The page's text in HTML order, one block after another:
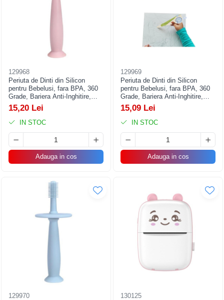
129968
Periuta de Dinti din Silicon
pentru Bebelusi, fara BPA, 360
Grade, Bariera Anti-Inghitire,
Maner Ergonomic, 12.5 x 15 cm,
Roz
15,20 Lei
IN STOC
Adauga in cos
129969
Periuta de Dinti din Silicon
pentru Bebelusi, fara BPA, 360
Grade, Bariera Anti-Inghitire,
Maner Ergonomic, 12.5 x 15 cm,
Turcoaz
15,09 Lei
IN STOC
Adauga in cos
129970
130125